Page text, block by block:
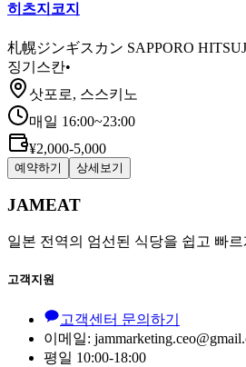
히츠지코지
札幌ジンギスカン SAPPORO
징기스칸•
삿포로, 스스키노
매일 16:00~23:00
¥2,000-5,000
예약하기 상세보기
JAMEAT
일본 전역의 엄선된 식당을 쉽고 빠
고객지원
고객센터 문의하기
이메일:
평일 10:00-18:00